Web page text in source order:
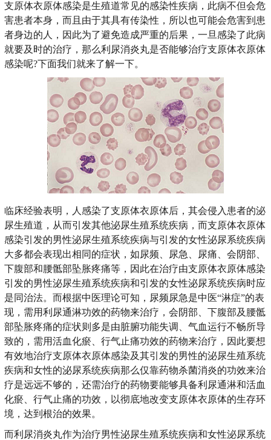
支原体衣原体感染是生殖道常见的感染性疾病，此病不但会危
害患者本身，而且由于其具有传染性，所以也可能会危害到患
者身边的人，因此为了避免造成严重的后果，一旦感染了此病
就要及时的治疗，那么利尿消炎丸是否能够治疗支原体衣原体
感染呢?下面我们就来了解一下。
临床经验表明，人感染了支原体衣原体后，其会侵入患者的泌
尿生殖道，从而引发其他泌尿生殖系统疾病，而支原体衣原体
感染引发的男性泌尿生殖系统疾病与引发的女性泌尿系统疾病
大多都会表现出相同的症状，如尿频、尿急、尿痛、会阴部、
下腹部和腰骶部坠胀疼痛等，因此在治疗由支原体衣原体感染
引发的男性泌尿生殖系统疾病和引发的女性泌尿系统疾病时应
是同治法。而根据中医理论可知，尿频尿急是中医“淋症”的表
现，需用利尿通淋功效的药物来治疗，会阴部、下腹部及腰骶
部坠胀疼痛的症状则多是由脏腑功能失调、气血运行不畅所导
致的，需用活血化瘀、行气止痛功效的药物来治疗，因此要想
有效地治疗支原体衣原体感染及其引发的男性的泌尿生殖系统
疾病和女性的泌尿系统疾病那么仅靠药物杀菌消炎的功效来治
疗是远远不够的，还需治疗的药物要能够具备利尿通淋和活血
化瘀、行气止痛的功效，以彻底地改变支原体衣原体的生存环
境，达到根治的效果。
而利尿消炎丸作为治疗男性泌尿生殖系统疾病和女性泌尿系统